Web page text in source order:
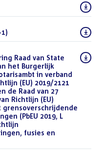
Raad van State
het Burgerlijk
in verband
(EU) 2019/2121
de Raad van 27
Richtlijn (EU)
(PbEU 2019, L
fusies en